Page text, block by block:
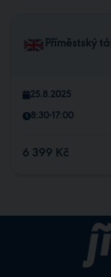
Příměstský
25.8.2025
8:30-17:00
6 399 Kč